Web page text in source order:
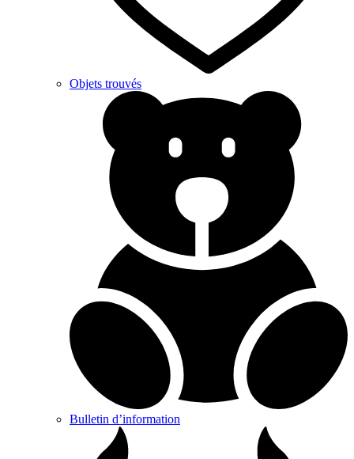
Objets trouvés
Bulletin d’information